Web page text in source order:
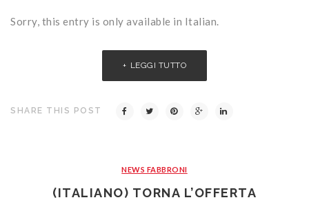
Sorry, this entry is only available in Italian.
LEGGI TUTTO
SHARE THIS POST
NEWS FABBRONI
(ITALIANO) TORNA L’OFFERTA